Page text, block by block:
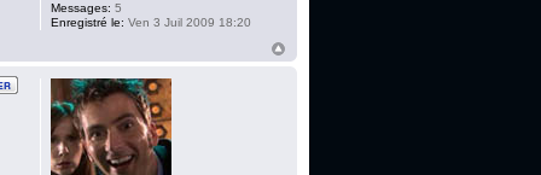
Messages: 5
Enregistré le: Ven 3 Juil 2009 18:20